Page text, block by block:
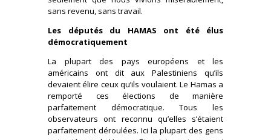
sans revenu, sans travail.
Les députés du HAMAS ont été élus
démocratiquement
La plupart des pays européens et les
américains ont dit aux Palestiniens qu’ils
devaient élire ceux qu’ils voulaient. Le Hamas a
remporté ces élections de manière
parfaitement démocratique. Tous les
observateurs ont reconnu qu’elles s’étaient
parfaitement déroulées. Ici la plupart des gens